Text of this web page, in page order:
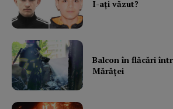
I-aţi văzut?
Balcon în flăcări
Mărăţei